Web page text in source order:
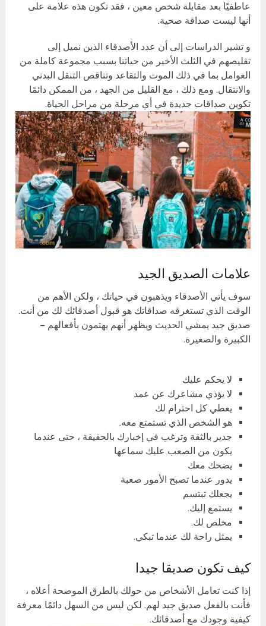
عاطفيًا بعد مقابلة شخص معين ، فقد تكون هذه علامة على
أنها ليست صداقة صحية.
و تشير الدراسات إلى أن عدد الأصدقاء الذين نميل إلى
تقليصهم في الثلث الأخير من حياتنا بسبب مجموعة كاملة من
العوامل بما في ذلك الموت والتقاعد وتناقص التنقل البدني
والانتقال. ومع ذلك ، مع القليل من الجهد ، من الممكن دائمًا
تكوين صداقات جديدة في أي مرحلة من مراحل الحياة.
علامات الصديق الجيد
سوف يأتي الأصدقاء ويذهبون في حياتك ، ولكن الأهم من
الوقت الذي تستغرقه صداقاتك هو قبول أصدقائك لك من أنت.
صديق جيد يمشي الحديث ويظهر أنهم يهتمون بأفعالهم –
الكبيرة والصغيرة.
لا يحكم عليك
لا يؤذي مشاعرك عن عمد
يعطي كل احترام لك
هو الشخص الذي تستمتع معه.
جدير بالثقة وترغب في إخبارك بالحقيقة ، حتى عندما
يكون من الصعب عليك سماعها
يضحك معك
يدور عندما تصبح الأمور صعبة
يجعلك تبتسم
يستمع إليك.
مخلص لك.
يمثل راحة لك عندما تبكي.
كيف تكون صديقا جيدا
إذا كنت تعامل الأشخاص من حولك بالطرق الموضحة أعلاه ،
فأنت بالفعل صديق جيد لهم. لكن ليس من السهل دائمًا معرفة
كيفية وجودك مع أصدقائك.